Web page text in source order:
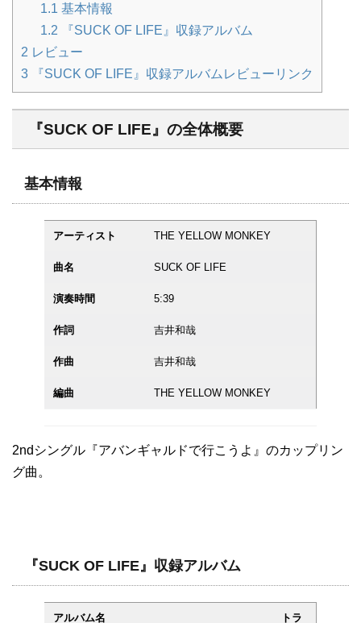
1.1 基本情報
1.2 『SUCK OF LIFE』収録アルバム
2 レビュー
3 『SUCK OF LIFE』収録アルバムレビューリンク
『SUCK OF LIFE』の全体概要
基本情報
アーティスト THE YELLOW MONKEY
曲名 SUCK OF LIFE
演奏時間 5:39
作詞 吉井和哉
作曲 吉井和哉
編曲 THE YELLOW MONKEY
2ndシングル『アバンギャルドで行こうよ』のカップリン
グ曲。
『SUCK OF LIFE』収録アルバム
アルバム名 トラ